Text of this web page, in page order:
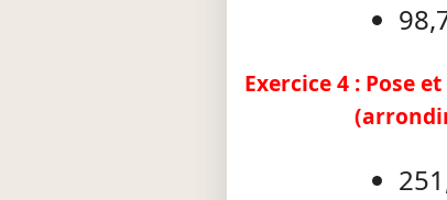
Exercice 4 : Pose